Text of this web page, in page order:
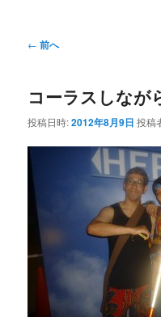
投
ビ
ー
シ
← 前へ
コーラスしな
投稿日時:2012年8月9日 投稿